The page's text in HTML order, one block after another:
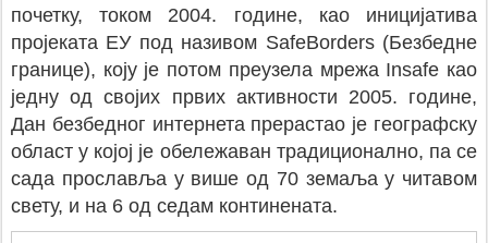
почетку, током 2004. године, као иницијатива
пројеката ЕУ под називом SafeBorders (Безбедне
границе), коју је потом преузела мрежа Insafe као
једну од својих првих активности 2005. године,
Дан безбедног интернета прерастао је географску
област у којој је обележаван традиционално, па се
сада прославља у више од 70 земаља у читавом
свету, и на 6 од седам континената.